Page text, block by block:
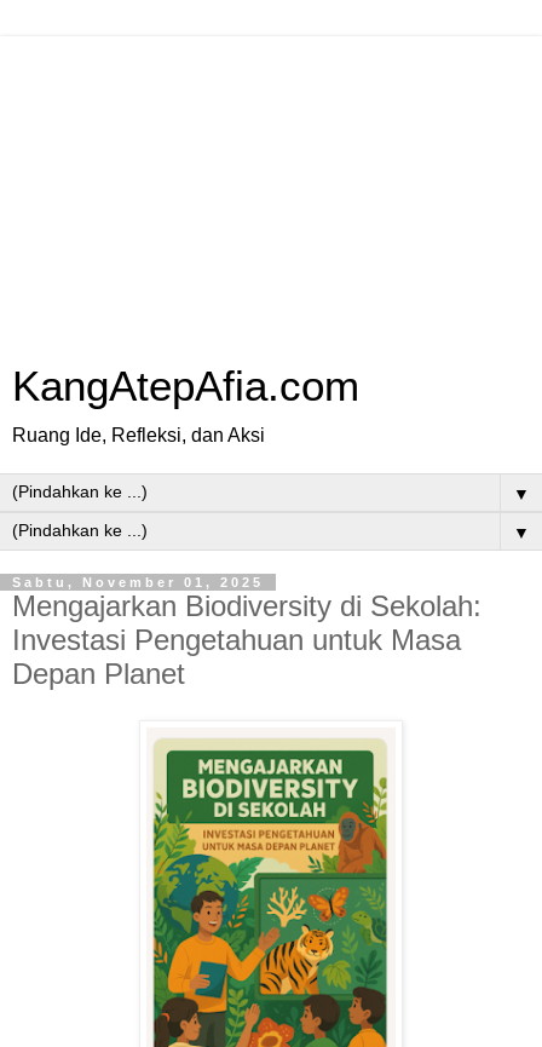
KangAtepAfia.com
Ruang Ide, Refleksi, dan Aksi
▼
▼
Sabtu, November 01, 2025
Mengajarkan Biodiversity di Sekolah:
Investasi Pengetahuan untuk Masa
Depan Planet